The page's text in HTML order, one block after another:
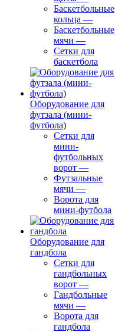
Баскетбольные
кольца —
Баскетбольные
мячи —
Сетки для
баскетбола
Оборудование для
футзала (мини-
футбола)
Сетки для
мини-
футбольных
ворот —
Футзальные
мячи —
Ворота для
мини-футбола
Оборудование для
гандбола
Сетки для
гандбольных
ворот —
Гандбольные
мячи —
Ворота для
гандбола